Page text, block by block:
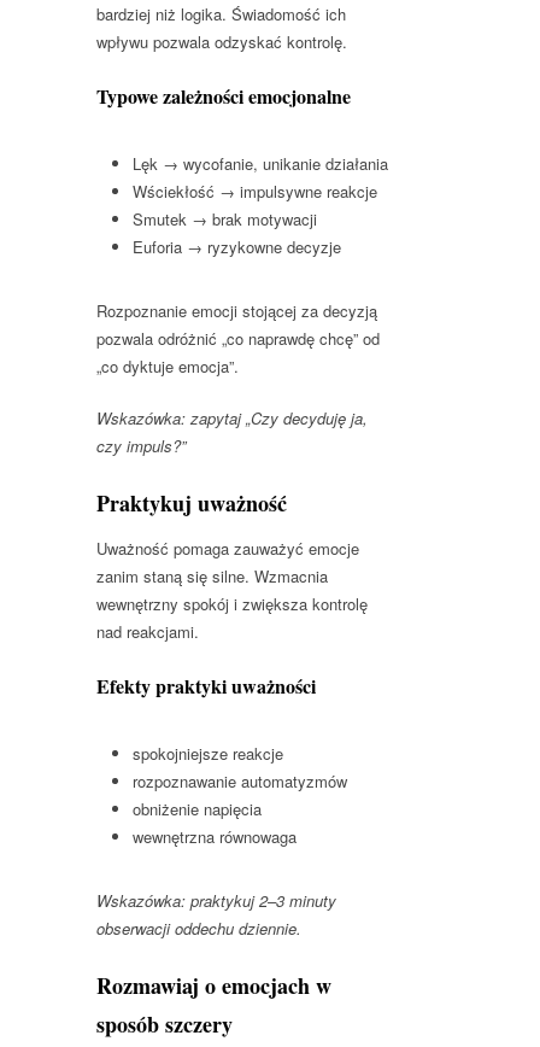
bardziej niż logika. Świadomość ich
wpływu pozwala odzyskać kontrolę.
Typowe zależności emocjonalne
Lęk → wycofanie, unikanie działania
Wściekłość → impulsywne reakcje
Smutek → brak motywacji
Euforia → ryzykowne decyzje
Rozpoznanie emocji stojącej za decyzją
pozwala odróżnić „co naprawdę chcę” od
„co dyktuje emocja”.
Wskazówka: zapytaj „Czy decyduję ja,
czy impuls?”
Praktykuj uważność
Uważność pomaga zauważyć emocje
zanim staną się silne. Wzmacnia
wewnętrzny spokój i zwiększa kontrolę
nad reakcjami.
Efekty praktyki uważności
spokojniejsze reakcje
rozpoznawanie automatyzmów
obniżenie napięcia
wewnętrzna równowaga
Wskazówka: praktykuj 2–3 minuty
obserwacji oddechu dziennie.
Rozmawiaj o emocjach w
sposób szczery